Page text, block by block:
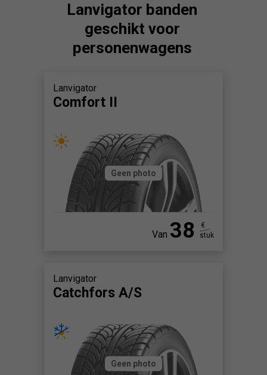
Lanvigator banden
geschikt voor
personenwagens
Lanvigator
Comfort II
Geen photo
Van 38
€
stuk
Lanvigator
Catchfors A/S
Geen photo